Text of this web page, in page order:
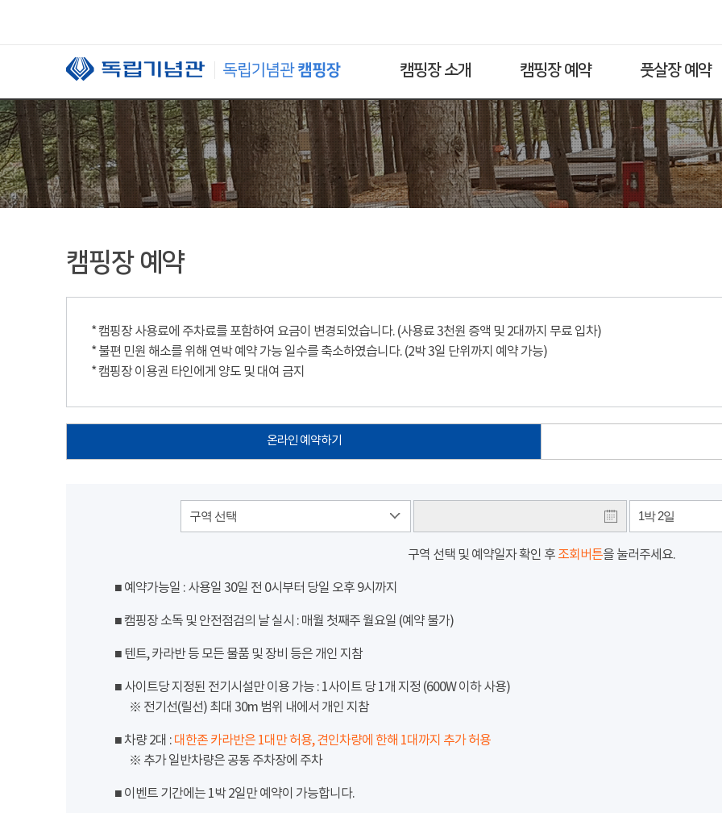
캠핑장 소개 캠핑장 예약 풋살장 예약
캠핑장 예약
* 캠핑장 사용료에 주차료를 포함하여 요금이 변경되었습니다. (사용료 3천원 증액 및 2대까지 무료 입차)
* 불편 민원 해소를 위해 연박 예약 가능 일수를 축소하였습니다. (2박 3일 단위까지 예약 가능)
* 캠핑장 이용권 타인에게 양도 및 대여 금지
온라인 예약하기
구역 선택 1박 2일
구역 선택 및 예약일자 확인 후 조회버튼을 눌러주세요.
■ 예약가능일 : 사용일 30일 전 0시부터 당일 오후 9시까지
■ 캠핑장 소독 및 안전점검의 날 실시 : 매월 첫째주 월요일 (예약 불가)
■ 텐트, 카라반 등 모든 물품 및 장비 등은 개인 지참
■ 사이트당 지정된 전기시설만 이용 가능 : 1사이트 당 1개 지정 (600W 이하 사용)
※ 전기선(릴선) 최대 30m 범위 내에서 개인 지참
■ 차량 2대 : 대한존 카라반은 1대만 허용, 견인차량에 한해 1대까지 추가 허용
※ 추가 일반차량은 공동 주차장에 주차
■ 이벤트 기간에는 1박 2일만 예약이 가능합니다.